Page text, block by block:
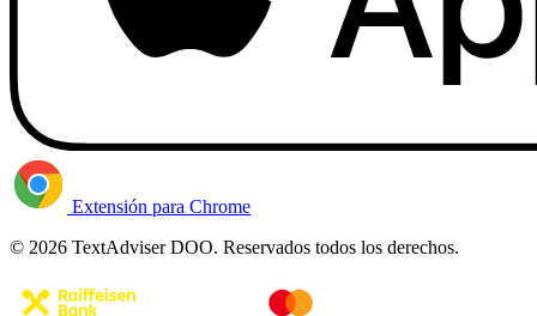
Extensión para Chrome
© 2026 TextAdviser DOO. Reservados todos los derechos.